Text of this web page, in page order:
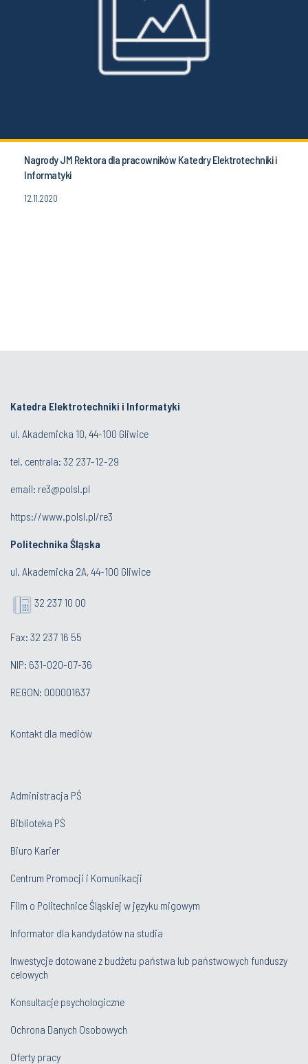
Nagrody JM Rektora dla pracowników Katedry Elektrotechniki i
Informatyki
12.11.2020
Katedra Elektrotechniki i Informatyki
ul. Akademicka 10, 44-100 Gliwice
tel. centrala: 32 237-12-29
email: re3@polsl.pl
https://www.polsl.pl/re3
Politechnika Śląska
ul. Akademicka 2A, 44-100 Gliwice
32 237 10 00
Fax: 32 237 16 55
NIP: 631-020-07-36
REGON: 000001637
Kontakt dla mediów
Administracja PŚ
Biblioteka PŚ
Biuro Karier
Centrum Promocji i Komunikacji
Film o Politechnice Śląskiej w języku migowym
Informator dla kandydatów na studia
Inwestycje dotowane z budżetu państwa lub państwowych funduszy
celowych
Konsultacje psychologiczne
Ochrona Danych Osobowych
Oferty pracy